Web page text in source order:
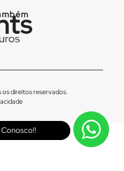
Conosco!!
direitos reservados.